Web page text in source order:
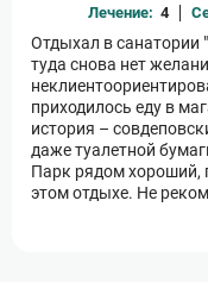
Лечение: 4
Отдыхал в санатории
туда снова нет
приходилось еду в
история –
даже туалетной
Парк рядом хороший,
этом отдыхе. Не